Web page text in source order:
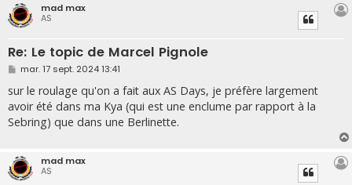
mad max
AS
Re: Le topic de Marcel Pignole
M
s
s
a
g
e
mar. 17 sept. 2024 13:41
sur le roulage qu'on a fait aux AS Days, je préfère largement
avoir été dans ma Kya (qui est une enclume par rapport à la
Sebring) que dans une Berlinette.
mad max
AS